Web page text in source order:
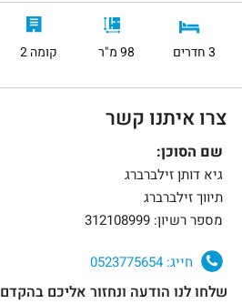
3 חדרים 98 מ"ר קומה 2
צרו איתנו קשר
שם הסוכן:
גיא דותן זילברברג
תיווך זילברברג
מספר רשיון: 312108999
חייג:
שלחו לנו הודעה ונחזור אליכם בהקדם